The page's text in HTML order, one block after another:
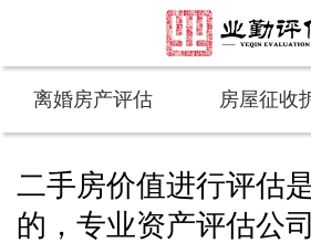
离婚房产评估 房屋征收
二手房价值进行评估
的，专业资产评估公